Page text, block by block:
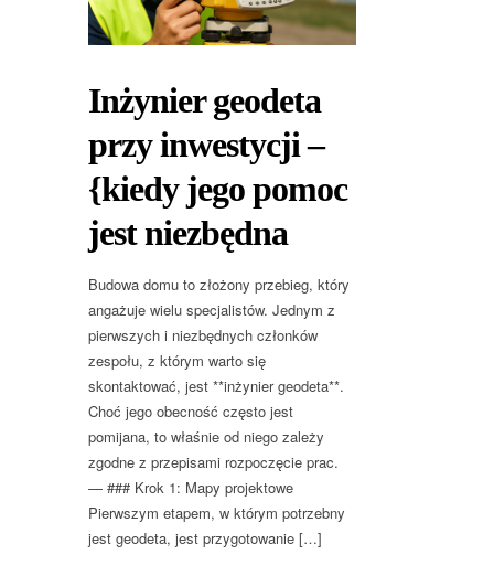
Inżynier geodeta
przy inwestycji –
{kiedy jego pomoc
jest niezbędna
Budowa domu to złożony przebieg, który
angażuje wielu specjalistów. Jednym z
pierwszych i niezbędnych członków
zespołu, z którym warto się
skontaktować, jest **inżynier geodeta**.
Choć jego obecność często jest
pomijana, to właśnie od niego zależy
zgodne z przepisami rozpoczęcie prac.
— ### Krok 1: Mapy projektowe
Pierwszym etapem, w którym potrzebny
jest geodeta, jest przygotowanie […]